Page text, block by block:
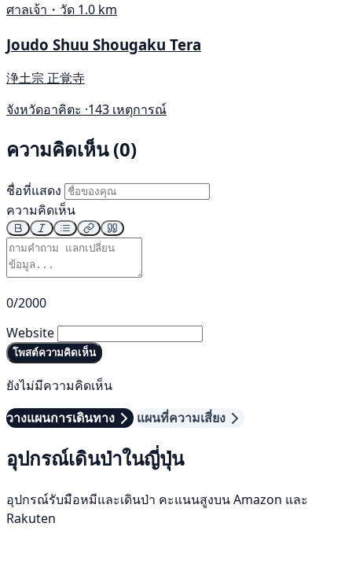
ศาลเจ้า・วัด 1.0 km
Joudo Shuu Shougaku Tera
浄土宗 正覚寺
จังหวัดอาคิตะ ·143 เหตุการณ์
ความคิดเห็น (0)
ชื่อที่แสดง
ความคิดเห็น
0/2000
Website
โพสต์ความคิดเห็น
ยังไม่มีความคิดเห็น
วางแผนการเดินทาง
แผนที่ความเสี่ยง
อุปกรณ์เดินป่าในญี่ปุ่น
อุปกรณ์รับมือหมีและเดินป่า คะแนนสูงบน Amazon และ
Rakuten